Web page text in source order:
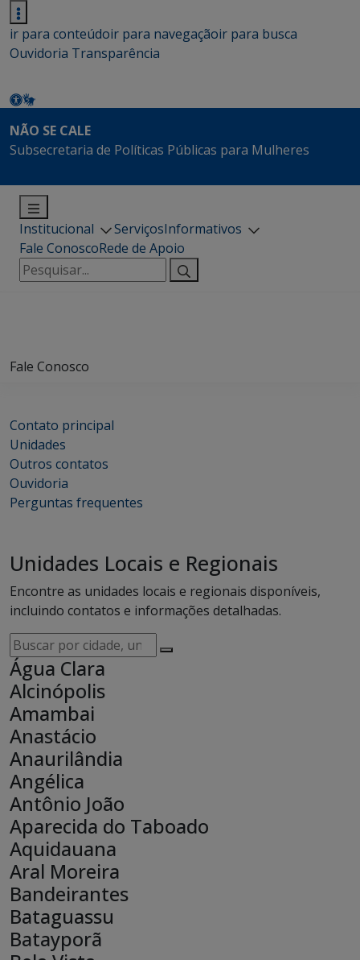
ir para conteúdoir para navegaçãoir para busca
Ouvidoria Transparência
NÃO SE CALE
Subsecretaria de Políticas Públicas para Mulheres
Institucional ServiçosInformativos
Fale ConoscoRede de Apoio
Pesquisar
por:
Fale Conosco
Contato principal
Unidades
Outros contatos
Ouvidoria
Perguntas frequentes
Unidades Locais e Regionais
Encontre as unidades locais e regionais disponíveis,
incluindo contatos e informações detalhadas.
Buscar
por
cidade,
unidade,
responsável,
endereço
Água Clara
Alcinópolis
Amambai
Anastácio
Anaurilândia
Angélica
Antônio João
Aparecida do Taboado
Aquidauana
Aral Moreira
Bandeirantes
Bataguassu
Batayporã